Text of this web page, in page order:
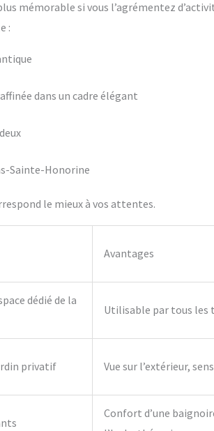
mémorable si vous l’agrémentez
:
dans un cadre élégant
Sainte-Honorine
le mieux à vos attentes.
Avantages
dédié de la
Utilisable par tous
privatif Vue sur l’extérieur,
Confort d’une